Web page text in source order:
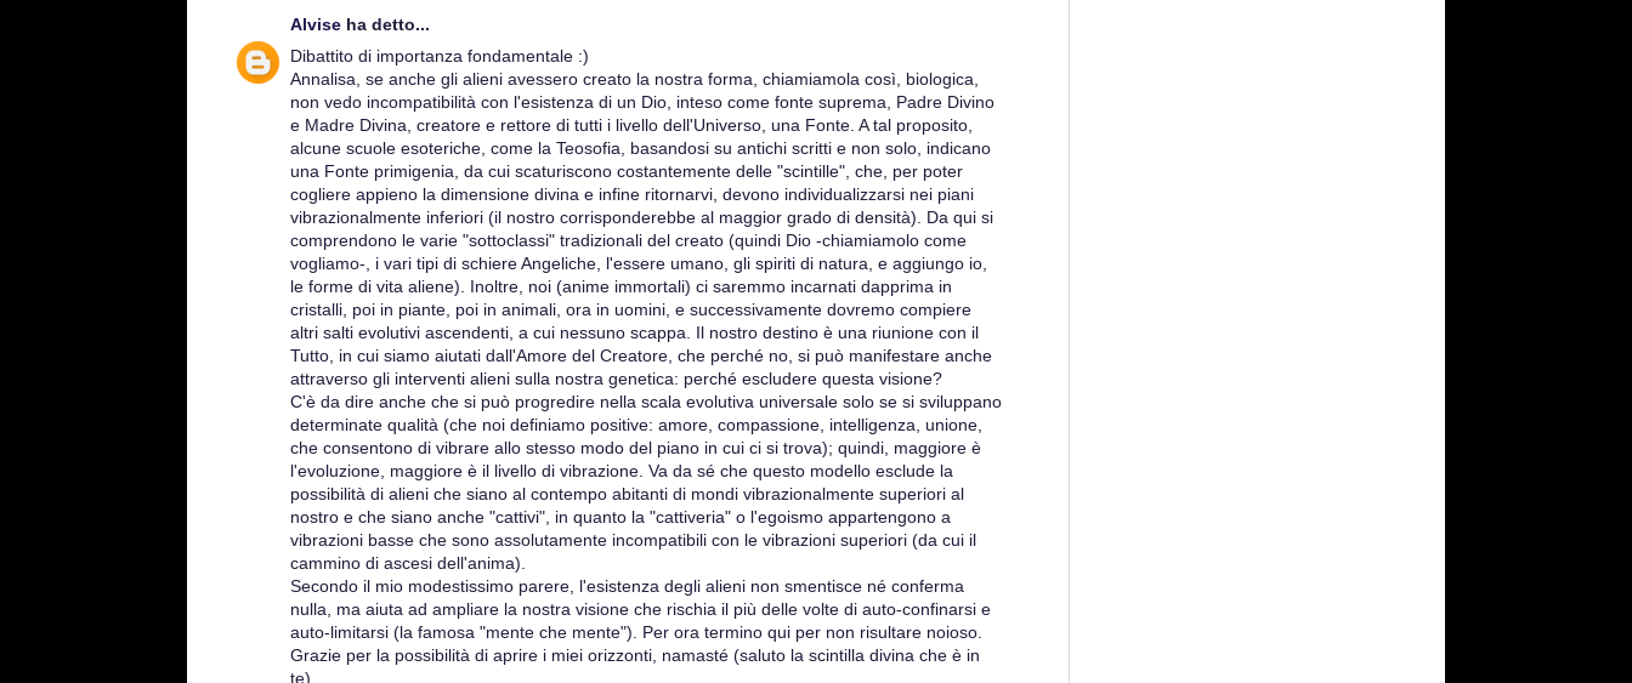
Alvise ha detto...
Dibattito di importanza fondamentale :)
Annalisa, se anche gli alieni avessero creato la nostra forma, chiamiamola così, biologica,
non vedo incompatibilità con l'esistenza di un Dio, inteso come fonte suprema, Padre Divino
e Madre Divina, creatore e rettore di tutti i livello dell'Universo, una Fonte. A tal proposito,
alcune scuole esoteriche, come la Teosofia, basandosi su antichi scritti e non solo, indicano
una Fonte primigenia, da cui scaturiscono costantemente delle "scintille", che, per poter
cogliere appieno la dimensione divina e infine ritornarvi, devono individualizzarsi nei piani
vibrazionalmente inferiori (il nostro corrisponderebbe al maggior grado di densità). Da qui si
comprendono le varie "sottoclassi" tradizionali del creato (quindi Dio -chiamiamolo come
vogliamo-, i vari tipi di schiere Angeliche, l'essere umano, gli spiriti di natura, e aggiungo io,
le forme di vita aliene). Inoltre, noi (anime immortali) ci saremmo incarnati dapprima in
cristalli, poi in piante, poi in animali, ora in uomini, e successivamente dovremo compiere
altri salti evolutivi ascendenti, a cui nessuno scappa. Il nostro destino è una riunione con il
Tutto, in cui siamo aiutati dall'Amore del Creatore, che perché no, si può manifestare anche
attraverso gli interventi alieni sulla nostra genetica: perché escludere questa visione?
C'è da dire anche che si può progredire nella scala evolutiva universale solo se si sviluppano
determinate qualità (che noi definiamo positive: amore, compassione, intelligenza, unione,
che consentono di vibrare allo stesso modo del piano in cui ci si trova); quindi, maggiore è
l'evoluzione, maggiore è il livello di vibrazione. Va da sé che questo modello esclude la
possibilità di alieni che siano al contempo abitanti di mondi vibrazionalmente superiori al
nostro e che siano anche "cattivi", in quanto la "cattiveria" o l'egoismo appartengono a
vibrazioni basse che sono assolutamente incompatibili con le vibrazioni superiori (da cui il
cammino di ascesi dell'anima).
Secondo il mio modestissimo parere, l'esistenza degli alieni non smentisce né conferma
nulla, ma aiuta ad ampliare la nostra visione che rischia il più delle volte di auto-confinarsi e
auto-limitarsi (la famosa "mente che mente"). Per ora termino qui per non risultare noioso.
Grazie per la possibilità di aprire i miei orizzonti, namasté (saluto la scintilla divina che è in
te)